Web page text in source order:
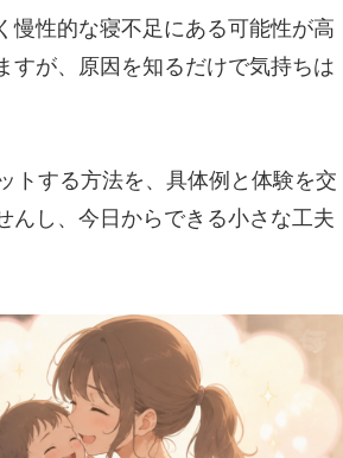
慢性的な寝不足にある可能性が高
すが、原因を知るだけで気持ちは
トする方法を、具体例と体験を交
んし、今日からできる小さな工夫